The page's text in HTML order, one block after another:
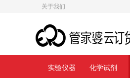
关于我们
实验仪器 化学试剂